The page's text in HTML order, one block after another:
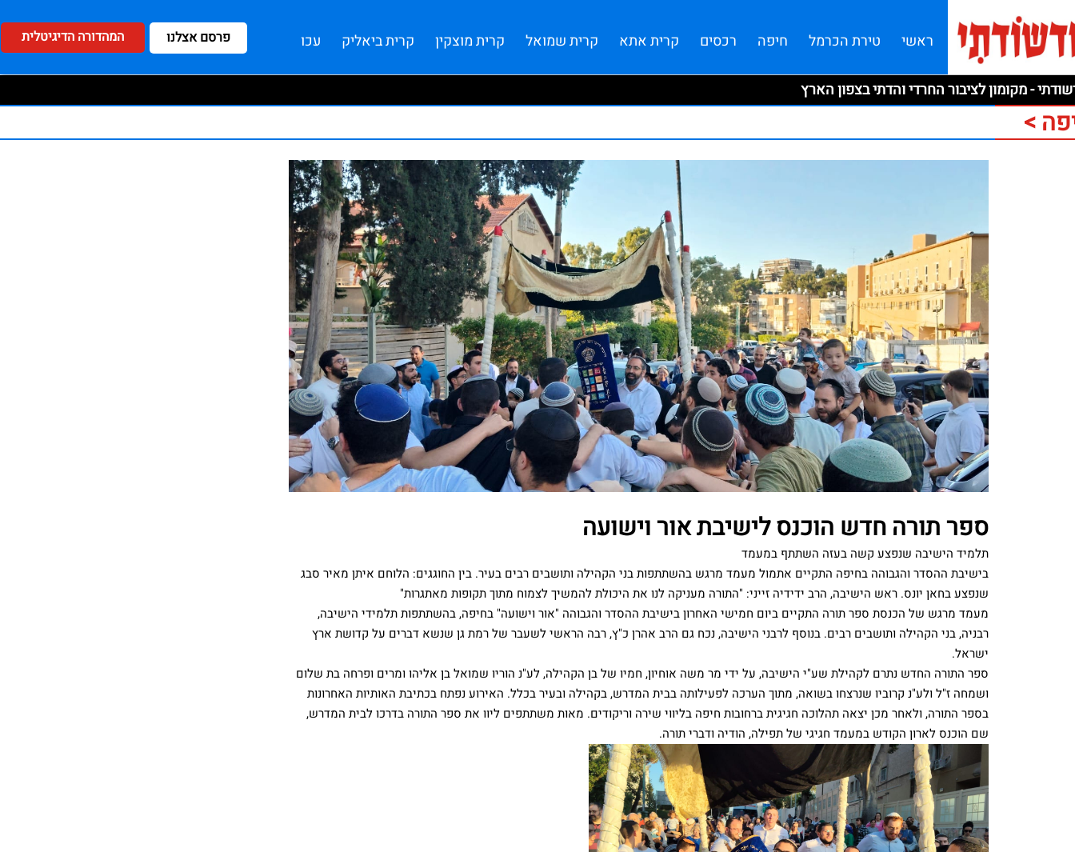
>
ספר תורה חדש הוכנס לישיבת אור וישועה
תלמיד הישיבה שנפצע קשה בעזה השתתף במעמד
בישיבת ההסדר והגבוהה בחיפה התקיים אתמול מעמד מרגש בהשתתפות בני הקהילה ותושבים רבים בעיר. בין החוגגים: הלוחם איתן מאיר סבג
שנפצע בחאן יונס. ראש הישיבה, הרב ידידיה זייני: "התורה מעניקה לנו את היכולת להמשיך לצמוח מתוך תקופות מאתגרות"
מעמד מרגש של הכנסת ספר תורה התקיים ביום חמישי האחרון בישיבת ההסדר והגבוהה "אור וישועה" בחיפה, בהשתתפות תלמידי הישיבה,
רבניה, בני הקהילה ותושבים רבים. בנוסף לרבני הישיבה, נכח גם הרב אהרן כ"ץ, רבה הראשי לשעבר של רמת גן שנשא דברים על קדושת ארץ
ישראל.
ספר התורה החדש נתרם לקהילת שע"י הישיבה, על ידי מר משה אוחיון, חמיו של בן הקהילה, לע"נ הוריו שמואל בן אליהו ומרים ופרחה בת שלום
ושמחה ז"ל ולע"נ קרוביו שנרצחו בשואה, מתוך הערכה לפעילותה בבית המדרש, בקהילה ובעיר בכלל. האירוע נפתח בכתיבת האותיות האחרונות
בספר התורה, ולאחר מכן יצאה תהלוכה חגיגית ברחובות חיפה בליווי שירה וריקודים. מאות משתתפים ליוו את ספר התורה בדרכו לבית המדרש,
שם הוכנס לארון הקודש במעמד חגיגי של תפילה, הודיה ודברי תורה.
- מקומון לציבור החרדי והדתי בצפון הארץ
ראשי טירת הכרמל חיפה רכסים קרית אתא קרית שמואל קרית מוצקין קרית ביאליק עכו פרסם אצלנו המהדורה הדיגיטלית